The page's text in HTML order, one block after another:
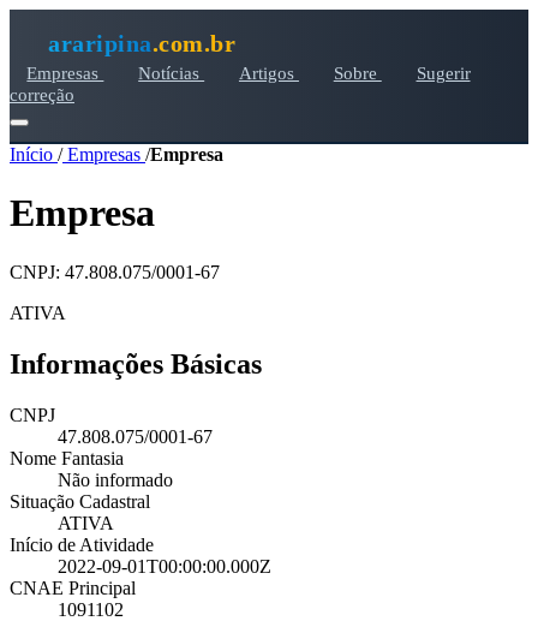
araripina.com.br
Empresas Notícias Artigos Sobre
Sugerir
correção
Início /Empresas /Empresa
Empresa
CNPJ: 47.808.075/0001-67
ATIVA
Informações Básicas
CNPJ
47.808.075/0001-67
Nome Fantasia
Não informado
Situação Cadastral
ATIVA
Início de Atividade
2022-09-01T00:00:00.000Z
CNAE Principal
1091102